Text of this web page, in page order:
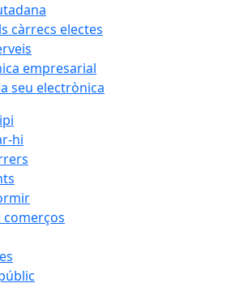
càrrecs electes
empresarial
seu electrònica
hi
comerços